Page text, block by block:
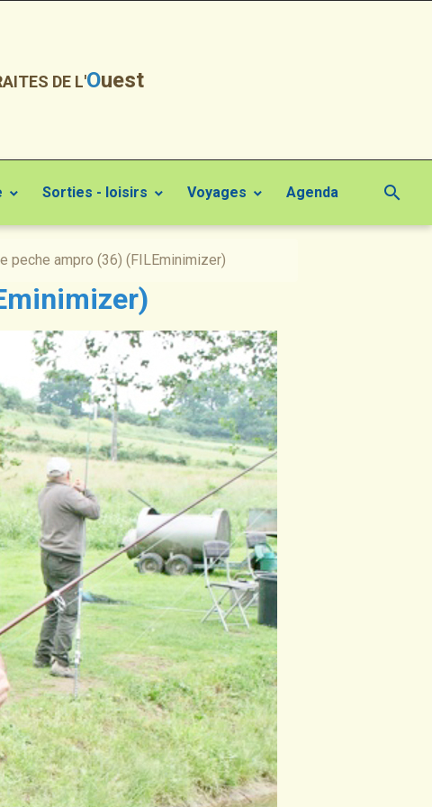
DE L'Ouest
Sorties - loisirs Voyages Agenda
peche ampro (36) (FILEminimizer)